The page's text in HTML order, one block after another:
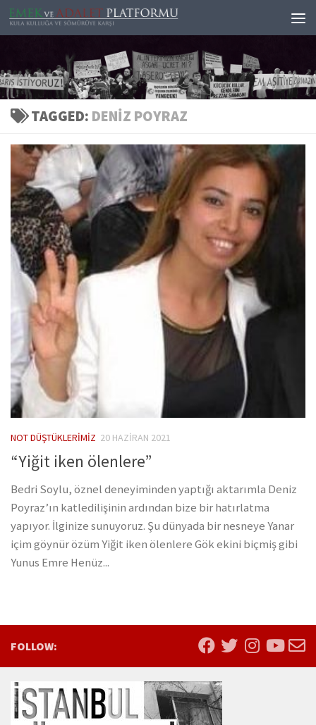
Skip to content
TAGGED: DENIZ POYRAZ
NOT DÜŞTÜKLERIMIZ 20 HAZIRAN 2021
“Yiğit iken ölenlere”
Bedri Soylu, öznel deneyiminden yaptığı aktarımla Deniz
Poyraz’ın katledilişinin ardından bize bir hatırlatma
yapıyor. İlginize sunuyoruz. Şu dünyada bir nesneye Yanar
içim göynür özüm Yiğit iken ölenlere Gök ekini biçmiş gibi
Yunus Emre Henüz...
FOLLOW: